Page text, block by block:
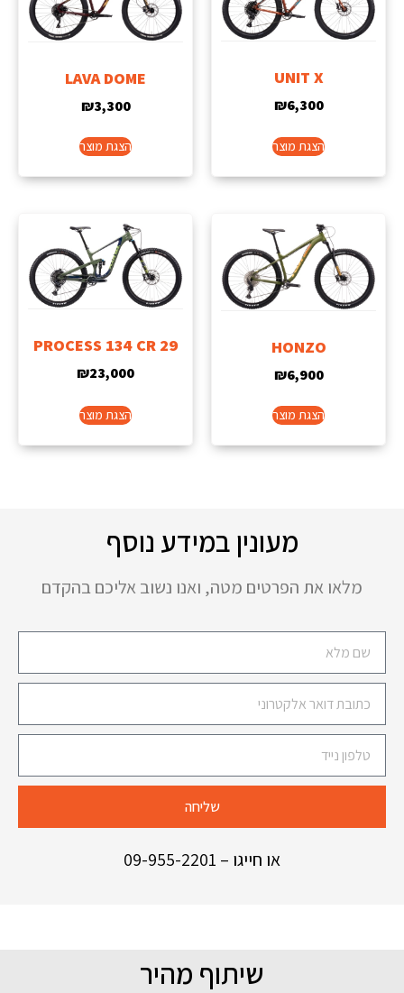
UNIT X
₪6,300
הצגת מוצר
LAVA DOME
₪3,300
הצגת מוצר
HONZO
₪6,900
הצגת מוצר
PROCESS 134 CR 29
₪23,000
הצגת מוצר
מעונין במידע נוסף
מלאו את הפרטים מטה, ואנו נשוב אליכם בהקדם
שליחה
או חייגו – 09-955-2201
שיתוף מהיר